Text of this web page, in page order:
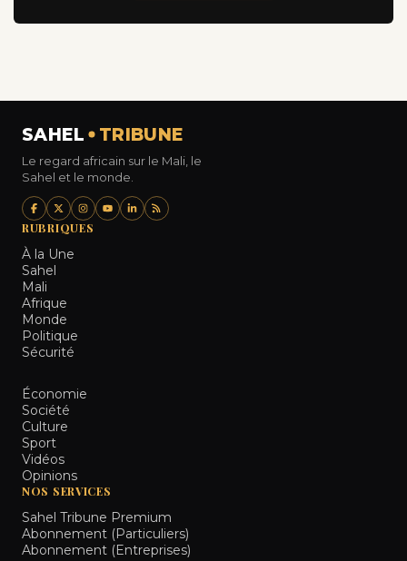
SAHEL TRIBUNE
Le regard africain sur le Mali, le
Sahel et le monde.
RUBRIQUES
À la Une
Sahel
Mali
Afrique
Monde
Politique
Sécurité
Économie
Société
Culture
Sport
Vidéos
Opinions
NOS SERVICES
Sahel Tribune Premium
Abonnement (Particuliers)
Abonnement (Entreprises)